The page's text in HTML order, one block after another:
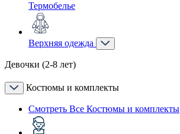
Термобелье
Верхняя одежда
Девочки (2-8 лет)
Костюмы и комплекты
Смотреть Все Костюмы и комплекты